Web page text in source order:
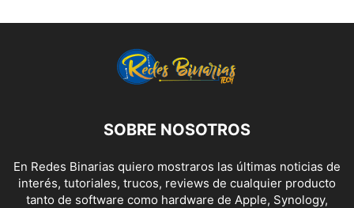
SOBRE NOSOTROS
En Redes Binarias quiero mostraros las últimas noticias de
interés, tutoriales, trucos, reviews de cualquier producto
tanto de software como hardware de Apple, Synology,